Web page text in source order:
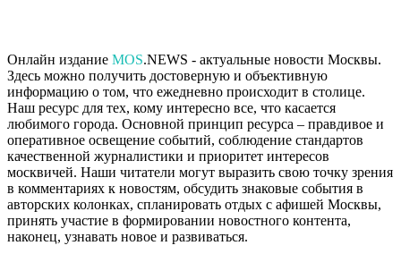
Онлайн издание MOS.NEWS - актуальные новости Москвы.
Здесь можно получить достоверную и объективную
информацию о том, что ежедневно происходит в столице.
Наш ресурс для тех, кому интересно все, что касается
любимого города. Основной принцип ресурса – правдивое и
оперативное освещение событий, соблюдение стандартов
качественной журналистики и приоритет интересов
москвичей. Наши читатели могут выразить свою точку зрения
в комментариях к новостям, обсудить знаковые события в
авторских колонках, спланировать отдых с афишей Москвы,
принять участие в формировании новостного контента,
наконец, узнавать новое и развиваться.